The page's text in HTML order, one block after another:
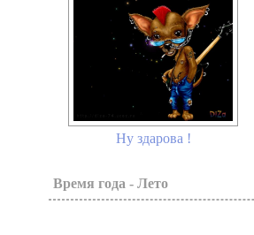
Ну здарова !
Время года - Лето